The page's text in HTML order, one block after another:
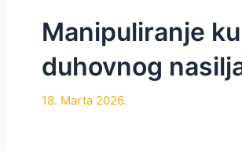
Manipuliranje
duhovnog
18. Marta 2026.